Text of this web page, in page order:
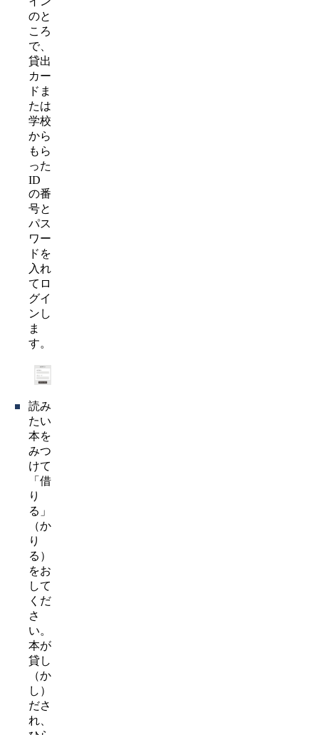
のと
ころ
で、
貸出
カー
ドま
たは
学校
から
もら
った
ID
の番
号と
パス
ワー
ドを
入れ
てロ
グイ
ンし
ま
す。
読み
たい
本を
みつ
けて
「借
り
る」
（か
り
る）
をお
して
くだ
さ
い。
本が
貸し
（か
し）
ださ
れ、